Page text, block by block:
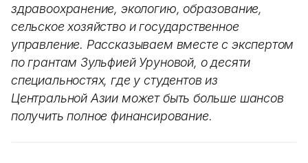
здравоохранение, экологию, образование,
сельское хозяйство и государственное
управление. Рассказываем вместе с экспертом
по грантам Зульфией Уруновой, о десяти
специальностях, где у студентов из
Центральной Азии может быть больше шансов
получить полное финансирование.